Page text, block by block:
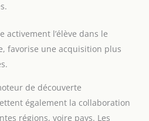
activement l’élève dans le
favorise une acquisition plus
de découverte
également la collaboration
régions, voire pays. Les